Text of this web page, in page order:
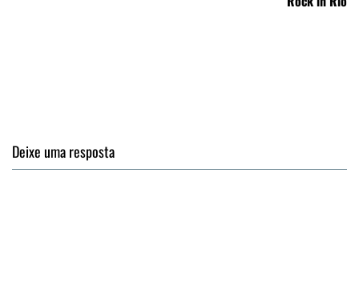
Deixe uma resposta